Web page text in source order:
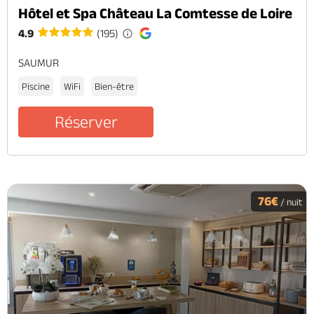
Hôtel et Spa Château La Comtesse de Loire
4.9 (195)
SAUMUR
Piscine WiFi Bien-être
Réserver
76€ / nuit